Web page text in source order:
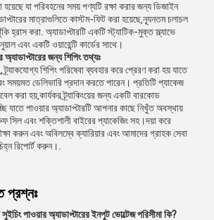
হয়েছে যা পরিবহনের সময় পণ্যটি রক্ষা করার জন্য ডিজাইন
মাত্রাগুলিতে কাস্টম-ফিট করা হয়েছে,ন্যূনতম চলাচল
হ্রাস করা. অ্যাডাপ্টারটি একটি স্ট্যাটিক-মুক্ত স্ল্যাভে
এবং একটি ওয়ারেন্টি কার্ডের সাথে।
অ্যাডাপ্টারের জন্য শিপিং তথ্যঃ
শিপিং পরিষেবা ব্যবহার করে প্রেরণ করা হয় যাতে
সময়মত ডেলিভারি প্রদান করতে পারেন। প্রতিটি প্যাকেজ
করা হয়,কার্যকর ট্র্যাকিংয়ের জন্য একটি বারকোড
যাতে পাওয়ার অ্যাডাপ্টারটি আপনার কাছে নিখুঁত অবস্থায়
সিল এবং শক্তিশালী বাইরের প্যাকেজিং সহ।দয়া করে
করুন এবং অবিলম্বে ক্যারিয়ার এবং আমাদের গ্রাহক সেবা
রিপোর্ট করুন।.
প্রশ্নঃ
পাওয়ার অ্যাডাপ্টারের ইনপুট ভোল্টেজ পরিসীমা কি?